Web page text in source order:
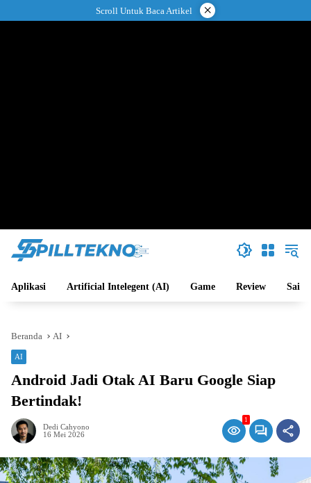
ke
Scroll Untuk Baca Artikel ×
Aplikasi Artificial Intelegent (AI) Game Review Sains
Beranda AI
AI
Android Jadi Otak AI Baru Google Siap
Bertindak!
Dedi Cahyono
16 Mei 2026
1